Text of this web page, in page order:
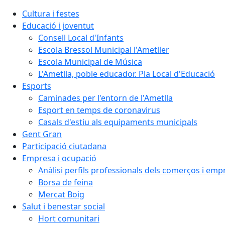
Cultura i festes
Educació i joventut
Consell Local d'Infants
Escola Bressol Municipal l'Ametller
Escola Municipal de Música
L'Ametlla, poble educador. Pla Local d'Educació
Esports
Caminades per l'entorn de l'Ametlla
Esport en temps de coronavirus
Casals d'estiu als equipaments municipals
Gent Gran
Participació ciutadana
Empresa i ocupació
Anàlisi perfils professionals dels comerços i
Borsa de feina
Mercat Boig
Salut i benestar social
Hort comunitari